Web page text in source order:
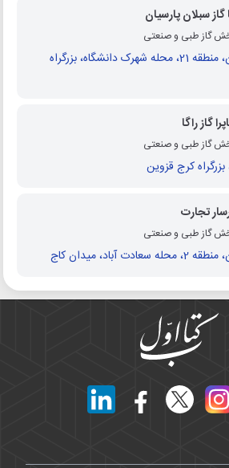
سبلان پارسیان
گاز طبی و صنعتی
تهران، منطقه 21، محله شهرک دانشگاه، بزرگراه
گاز راگا
گاز طبی و صنعتی
کرج قزوین
تجارت
گاز طبی و صنعتی
سعادت آباد، میدان کاج